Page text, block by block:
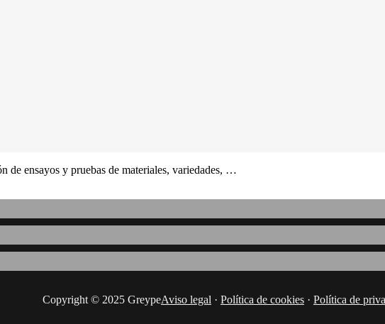
de ensayos y pruebas de materiales, variedades, …
Copyright © 2025 GreypeAviso legal · Política de cookies · Política de